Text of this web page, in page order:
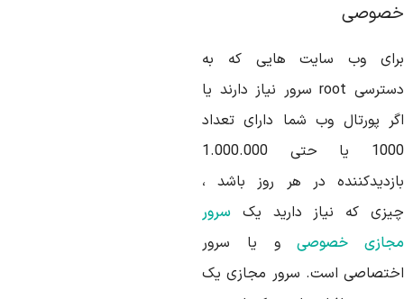
وب سایت هایی که به
rootسرور نیاز دارند یا
پورتال وب شما دارای تعداد
1000 یا حتی 1.000.000
در هر روز باشد ،
که نیاز دارید یک سرور
خصوصیو یا سرور
است. سرور مجازی یک